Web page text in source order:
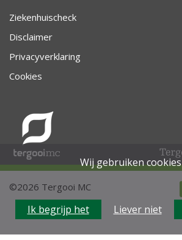
Ziekenhuischeck
Disclaimer
Privacyverklaring
Cookies
©2026 Tergooi MC
Wij gebruiken cookies
Ik begrijp het Liever niet